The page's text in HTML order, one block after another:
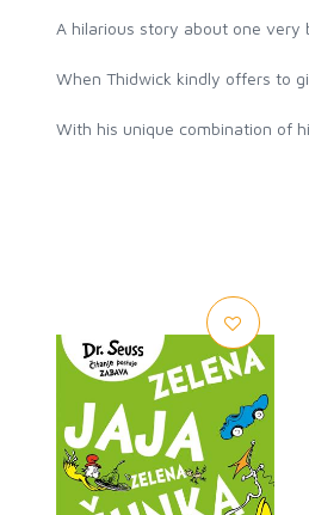
A hilarious story about one
When Thidwick kindly offers to
With his unique combination of